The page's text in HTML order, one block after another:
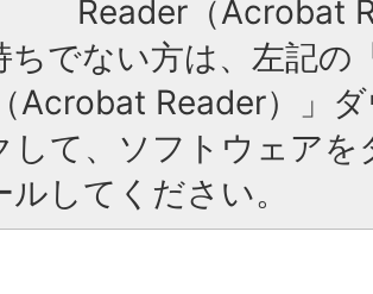
Reader（Acrobat
ちでない方は、左記の
Acrobat Reader）」
して、ソフトウェア
ルしてください。